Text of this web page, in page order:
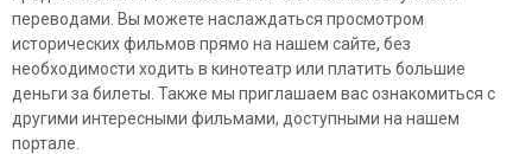
переводами. Вы можете наслаждаться просмотром
исторических фильмов прямо на нашем сайте, без
необходимости ходить в кинотеатр или платить большие
деньги за билеты. Также мы приглашаем вас ознакомиться с
другими интересными фильмами, доступными на нашем
портале.